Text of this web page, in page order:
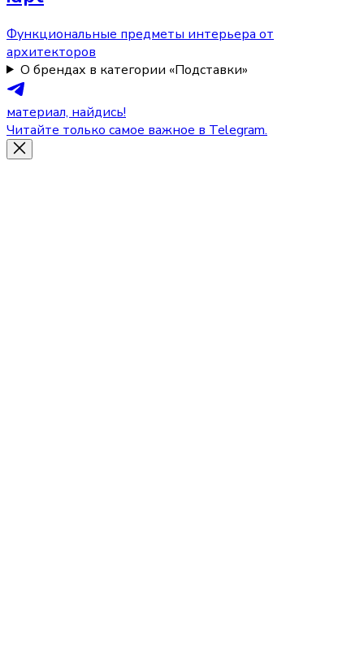
Функциональные предметы интерьера от
архитекторов
О брендах в категории «Подставки»
материал, найдись!
Читайте только самое важное в Telegram.